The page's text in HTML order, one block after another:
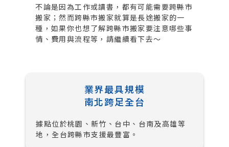
不論是因為工作或讀書，都有可能需要跨縣市
搬家；然而跨縣市搬家就算是長途搬家的一
種，如果你也想了解跨縣市搬家要注意哪些事
情、費用與流程等，請繼續看下去～
業界最具規模
南北跨足全台
據點位於桃園、新竹、台中、台南及高雄等
地，全台跨縣市支援最豐富。